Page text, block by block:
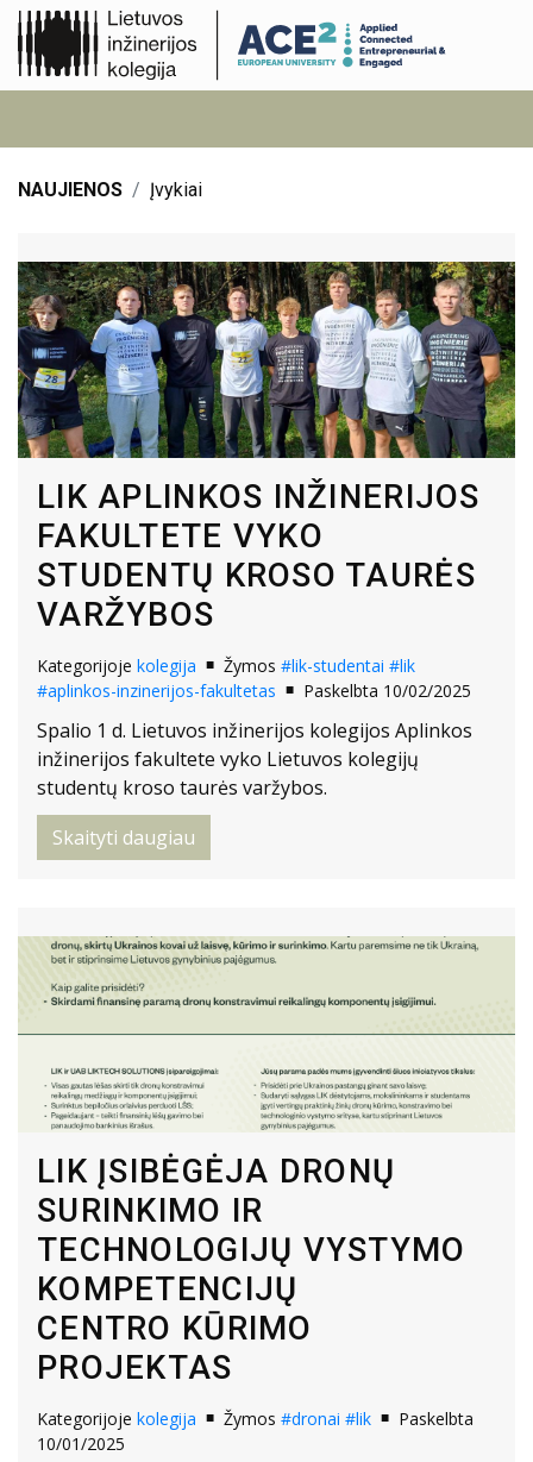
NAUJIENOS Įvykiai
LIK APLINKOS INŽINERIJOS
FAKULTETE VYKO
STUDENTŲ KROSO TAURĖS
VARŽYBOS
Kategorijoje kolegija Žymos #lik-studentai #lik
#aplinkos-inzinerijos-fakultetas
Paskelbta 10/02/2025
Spalio 1 d. Lietuvos inžinerijos kolegijos Aplinkos
inžinerijos fakultete vyko Lietuvos kolegijų
studentų kroso taurės varžybos.
Skaityti daugiau
LIK ĮSIBĖGĖJA DRONŲ
SURINKIMO IR
TECHNOLOGIJŲ VYSTYMO
KOMPETENCIJŲ
CENTRO KŪRIMO
PROJEKTAS
Kategorijoje kolegija Žymos #dronai #lik
Paskelbta
10/01/2025